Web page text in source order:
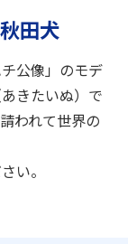
田犬
公像」のモデ
きたいぬ）で
われて世界の
い。